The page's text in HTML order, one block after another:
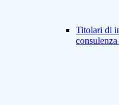
Titolari di
consulenza